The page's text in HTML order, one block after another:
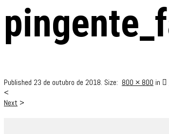
Published 23 de outubro de 2018. Size: 800 × 800 in
<
Next >